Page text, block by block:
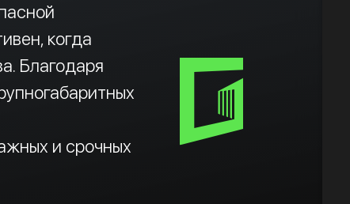
когда
Благодаря
и срочных